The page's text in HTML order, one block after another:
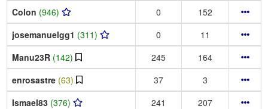
Colon (946) 0
152
josemanuelgg1 (311) 0
11
Manu23R (142) 245
164
enrosastre (63) 37
3
Ismael83 (376) 241
207